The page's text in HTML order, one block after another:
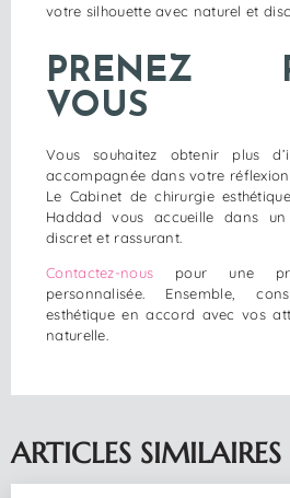
votre silhouette avec naturel et
PRENEZ
VOUS
Vous souhaitez obtenir plus
accompagnée dans votre
Le Cabinet de chirurgie
Haddad vous accueille dans un
discret et rassurant.
Contactez-nous pour une
personnalisée. Ensemble,
esthétique en accord avec vos
naturelle.
ARTICLES SIMILAIRES